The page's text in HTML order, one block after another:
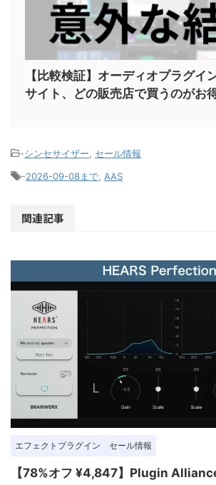
【比較検証】オーディオプラグイ
サイト、どの販売店で買うのがお
-シンセサイザー, セール情報
-2026-09-08まで, AAS
関連記事
エフェクトプラグイン セール情報
【78%オフ ¥4,847】Plugin